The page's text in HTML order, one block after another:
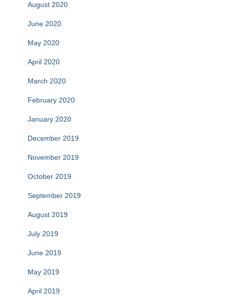
August 2020
June 2020
May 2020
April 2020
March 2020
February 2020
January 2020
December 2019
November 2019
October 2019
September 2019
August 2019
July 2019
June 2019
May 2019
April 2019